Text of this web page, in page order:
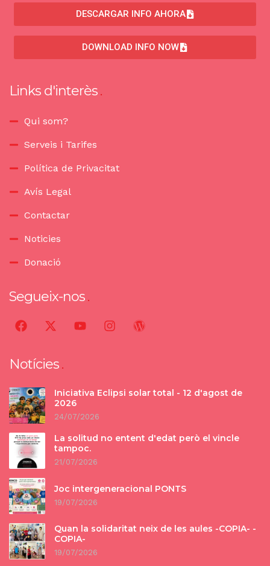
DESCARGAR INFO AHORA
DOWNLOAD INFO NOW
Links d'interès
Qui som?
Serveis i Tarifes
Política de Privacitat
Avís Legal
Contactar
Noticies
Donació
Segueix-nos
Notícies
Iniciativa Eclipsi solar total - 12 d'agost de
2026
24/07/2026
La solitud no entent d'edat però el vincle
tampoc.
21/07/2026
Joc intergeneracional PONTS
19/07/2026
Quan la solidaritat neix de les aules -COPIA- -
COPIA-
19/07/2026